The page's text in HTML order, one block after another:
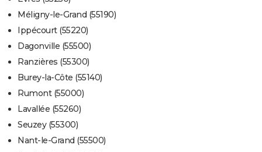
Méligny-le-Grand (55190)
Ippécourt (55220)
Dagonville (55500)
Ranzières (55300)
Burey-la-Côte (55140)
Rumont (55000)
Lavallée (55260)
Seuzey (55300)
Nant-le-Grand (55500)